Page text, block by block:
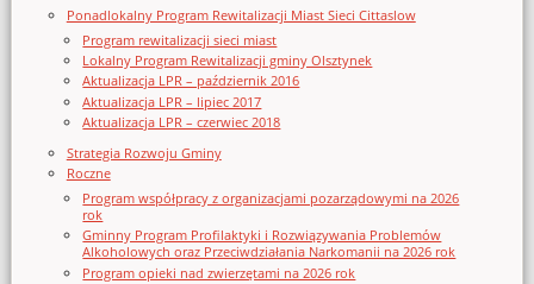
Ponadlokalny Program Rewitalizacji Miast Sieci Cittaslow
Program rewitalizacji sieci miast
Lokalny Program Rewitalizacji gminy Olsztynek
Aktualizacja LPR – październik 2016
Aktualizacja LPR – lipiec 2017
Aktualizacja LPR – czerwiec 2018
Strategia Rozwoju Gminy
Roczne
Program współpracy z organizacjami pozarządowymi na 2026
rok
Gminny Program Profilaktyki i Rozwiązywania Problemów
Alkoholowych oraz Przeciwdziałania Narkomanii na 2026 rok
Program opieki nad zwierzętami na 2026 rok